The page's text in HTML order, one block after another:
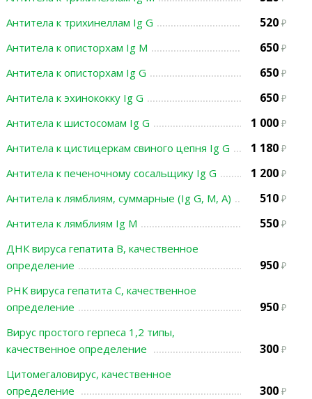
Антитела к трихинеллам Ig G 520
Антитела к описторхам Ig М 650
Антитела к описторхам Ig G 650
Антитела к эхинококку Ig G 650
Антитела к шистосомам Ig G 1 000
Антитела к цистицеркам свиного цепня Ig G 1 180
Антитела к печеночному сосальщику Ig G 1 200
Антитела к лямблиям, суммарные (Ig G, М, А) 510
Антитела к лямблиям Ig М 550
ДНК вируса гепатита В, качественное
определение
950
РНК вируса гепатита С, качественное
определение
950
Вирус простого герпеса 1,2 типы,
качественное определение
300
Цитомегаловирус, качественное
определение
300